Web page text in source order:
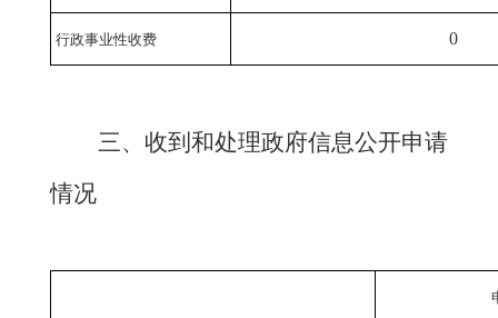
行政事业性收费 0
三、收到和处理政府信息公开申请
情况